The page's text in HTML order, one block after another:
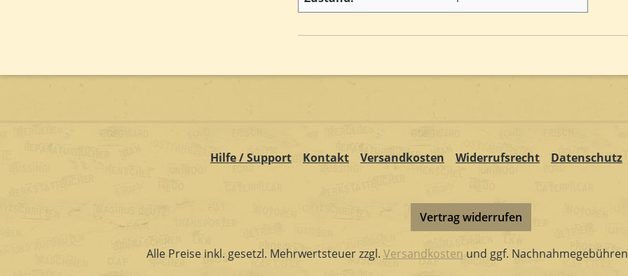
Hilfe / Support Kontakt Versandkosten Widerrufsrecht Datenschutz
Vertrag widerrufen
Alle Preise inkl. gesetzl. Mehrwertsteuer zzgl. Versandkosten und ggf.